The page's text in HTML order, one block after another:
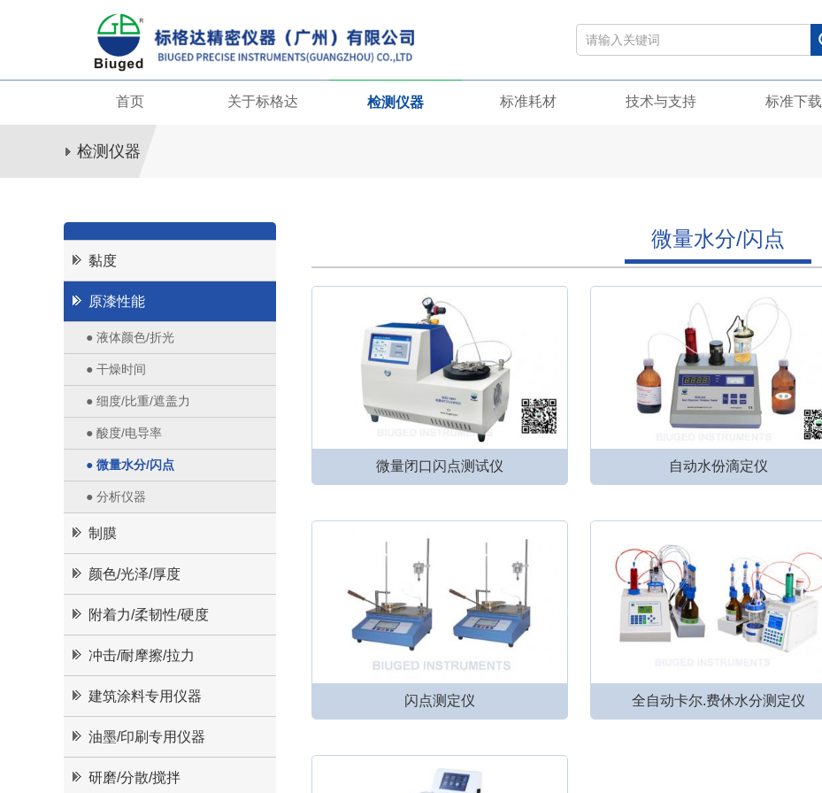
首页 关于标格达 检测仪器 标准耗材 技术与支持 标准下载
检测仪器
黏度
原漆性能
● 液体颜色/折光
● 干燥时间
● 细度/比重/遮盖力
● 酸度/电导率
● 微量水分/闪点
● 分析仪器
制膜
颜色/光泽/厚度
附着力/柔韧性/硬度
冲击/耐摩擦/拉力
建筑涂料专用仪器
油墨/印刷专用仪器
研磨/分散/搅拌
微量水分/闪点
微量闭口闪点测试仪 自动水份滴定仪
闪点测定仪 全自动卡尔.费休水分测定仪